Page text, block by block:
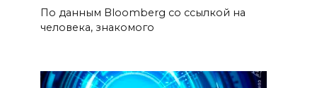
По данным Bloomberg со ссылкой на
человека, знакомого